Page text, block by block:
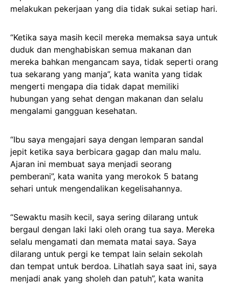
melakukan pekerjaan yang dia tidak sukai setiap hari.
“Ketika saya masih kecil mereka memaksa saya untuk
duduk dan menghabiskan semua makanan dan
mereka bahkan mengancam saya, tidak seperti orang
tua sekarang yang manja”, kata wanita yang tidak
mengerti mengapa dia tidak dapat memiliki
hubungan yang sehat dengan makanan dan selalu
mengalami gangguan kesehatan.
“Ibu saya mengajari saya dengan lemparan sandal
jepit ketika saya berbicara gagap dan malu malu.
Ajaran ini membuat saya menjadi seorang
pemberani”, kata wanita yang merokok 5 batang
sehari untuk mengendalikan kegelisahannya.
“Sewaktu masih kecil, saya sering dilarang untuk
bergaul dengan laki laki oleh orang tua saya. Mereka
selalu mengamati dan memata matai saya. Saya
dilarang untuk pergi ke tempat lain selain sekolah
dan tempat untuk berdoa. Lihatlah saya saat ini, saya
menjadi anak yang sholeh dan patuh”, kata wanita